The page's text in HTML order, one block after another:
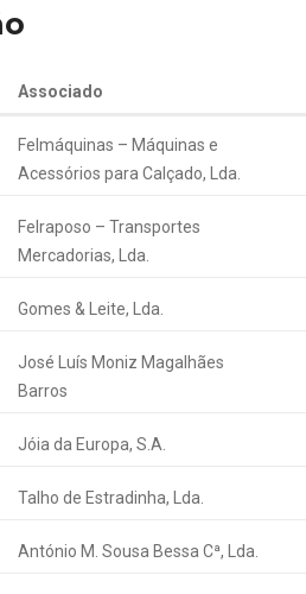
Associado
Felmáquinas – Máquinas e
Acessórios para Calçado, Lda.
Felraposo – Transportes
Mercadorias, Lda.
Gomes & Leite, Lda.
José Luís Moniz Magalhães
Barros
Jóia da Europa, S.A.
Talho de Estradinha, Lda.
António M. Sousa Bessa Cª, Lda.